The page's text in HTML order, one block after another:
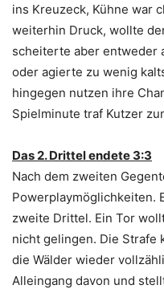
ins Kreuzeck, Kühne war
weiterhin Druck, wollte
scheiterte aber entweder
oder agierte zu wenig
hingegen nutzen ihre
Spielminute traf Kutzer
Das 2. Drittel endete 3:3
Nach dem zweiten
Powerplaymöglichkeiten.
zweite Drittel. Ein Tor
nicht gelingen. Die Strafe
die Wälder wieder
Alleingang davon und